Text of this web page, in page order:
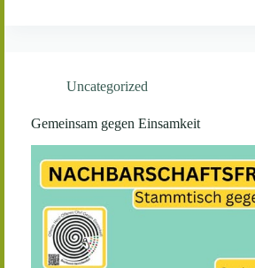
Uncategorized
Gemeinsam gegen Einsamkeit